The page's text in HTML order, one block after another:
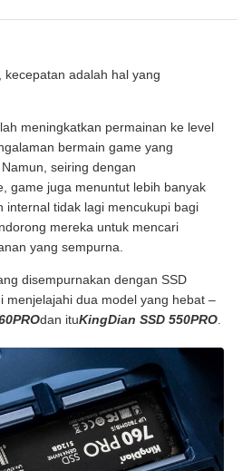
kecepatan adalah hal yang
meningkatkan permainan ke level
bermain game yang
seiring dengan
game juga menuntut lebih banyak
internal tidak lagi mencukupi bagi
mereka untuk mencari
yang sempurna.
disempurnakan dengan SSD
menjelajahi dua model yang hebat –
dan ituKingDian SSD 550PRO